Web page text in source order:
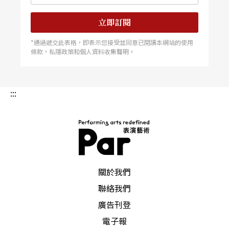
立即訂閱
*通過遞交此表格，即表示您接受並同意已閱讀本網站的使用
條款，私隱政策和個人資料收集聲明。
:::
關於我們
聯絡我們
廣告刊登
電子報